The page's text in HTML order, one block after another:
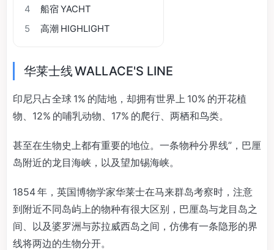
4
船宿 YACHT
5
高潮 HIGHLIGHT
华莱士线 WALLACE'S LINE
印尼只占全球 1% 的陆地，却拥有世界上 10% 的开花植
物、12% 的哺乳动物、17% 的爬行、两栖和鸟类。
甚至在生物史上都有重要的地位。一条物种分界线”，巴厘
岛附近的龙目海峡，以及望加锡海峡。
1854 年，英国博物学家华莱士在马来群岛考察时，注意
到附近不同岛屿上的物种有很大区别，巴厘岛与龙目岛之
间、以及婆罗洲与苏拉威西岛之间，仿佛有一条隐形的界
线将两边的生物分开。